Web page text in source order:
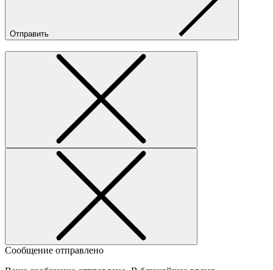
Отправить
Сообщение отправлено